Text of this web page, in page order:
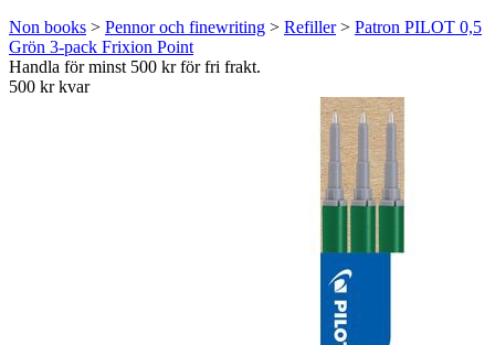
Non books > Pennor och finewriting > Refiller> Patron PILOT 0,5
Grön 3-pack Frixion Point
Handla för minst 500 kr för fri frakt.
500 kr kvar